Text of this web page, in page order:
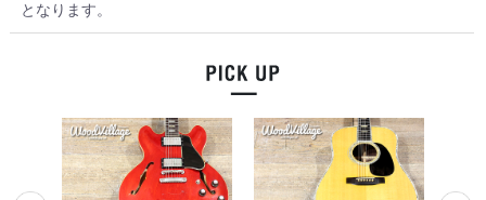
となります。